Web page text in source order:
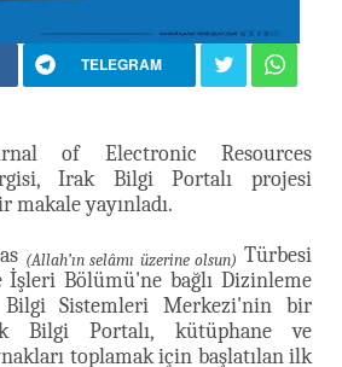
TELEGRAM
of Electronic Resources
Irak Bilgi Portalı projesi
makale yayınladı.
(Allah’ın selâmı üzerine olsun) Türbesi
Bölümü'ne bağlı Dizinleme
Bilgi Sistemleri Merkezi'nin bir
Bilgi Portalı, kütüphane ve
toplamak için başlatılan ilk